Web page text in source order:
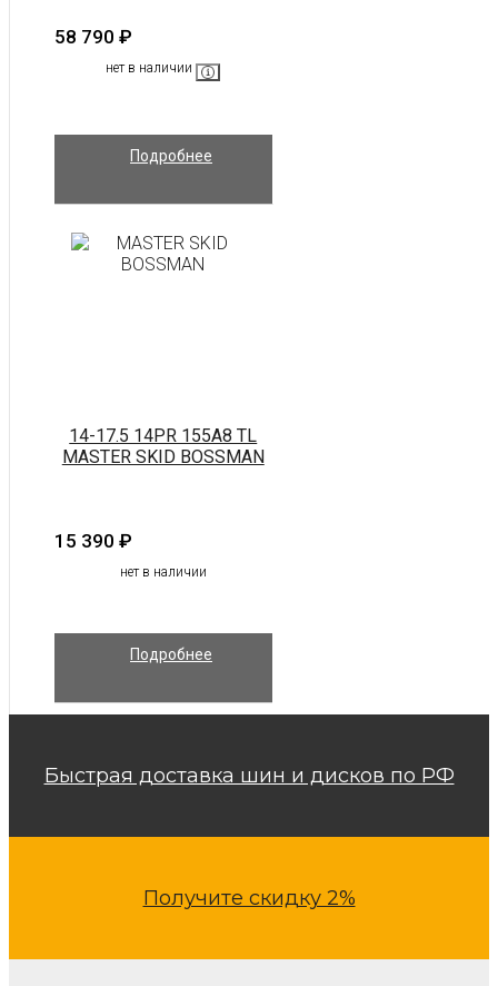
58 790 ₽
нет в наличии
Подробнее
14-17.5 14PR 155A8 TL
MASTER SKID BOSSMAN
15 390 ₽
нет в наличии
Подробнее
Быстрая доставка шин и дисков по РФ
Получите скидку 2%